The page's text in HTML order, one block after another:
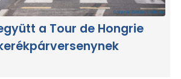
a Tour de Hongrie